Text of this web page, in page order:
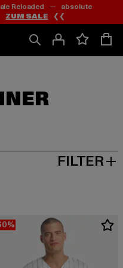
Reloaded — absolute
ZUM SALE ❮❮
FILTER